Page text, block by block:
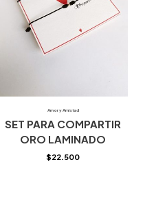
Amor y Amistad
SET PARA COMPARTIR
ORO LAMINADO
$22.500